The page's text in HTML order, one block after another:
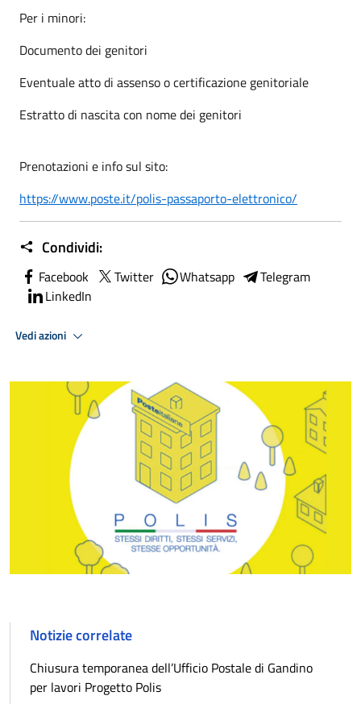
Per i minori:
Documento dei genitori
Eventuale atto di assenso o certificazione genitoriale
Estratto di nascita con nome dei genitori
Prenotazioni e info sul sito:
https://www.poste.it/polis-passaporto-elettronico/
Condividi:
Facebook Twitter Whatsapp
Telegram
LinkedIn
Vedi azioni
Notizie correlate
Chiusura temporanea dell’Ufficio Postale di Gandino
per lavori Progetto Polis